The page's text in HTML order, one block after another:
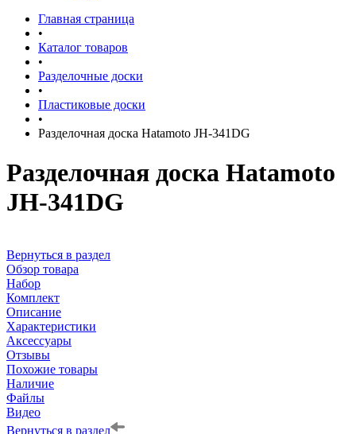
Главная страница
•
Каталог товаров
•
Разделочные доски
•
Пластиковые доски
•
Разделочная доска Hatamoto JH-341DG
Разделочная доска Hatamoto
JH-341DG
Вернуться в раздел
Обзор товара
Набор
Комплект
Описание
Характеристики
Аксессуары
Отзывы
Похожие товары
Наличие
Файлы
Видео
Вернуться в раздел